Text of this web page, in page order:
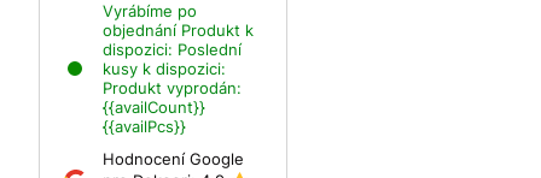
Vyrábíme po
objednání Produkt k
dispozici: Poslední
kusy k dispozici:
Produkt vyprodán:
{{availCount}}
{{availPcs}}
Hodnocení Google